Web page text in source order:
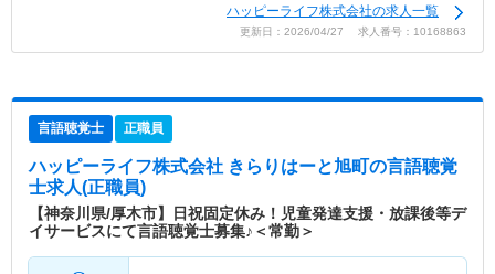
ハッピーライフ株式会社の求人一覧
更新日：2026/04/27 求人番号：10168863
言語聴覚士 正職員
ハッピーライフ株式会社 きらりはーと旭町の言語聴覚
士求人(正職員)
【神奈川県/厚木市】日祝固定休み！児童発達支援・放課後等デ
イサービスにて言語聴覚士募集♪＜常勤＞